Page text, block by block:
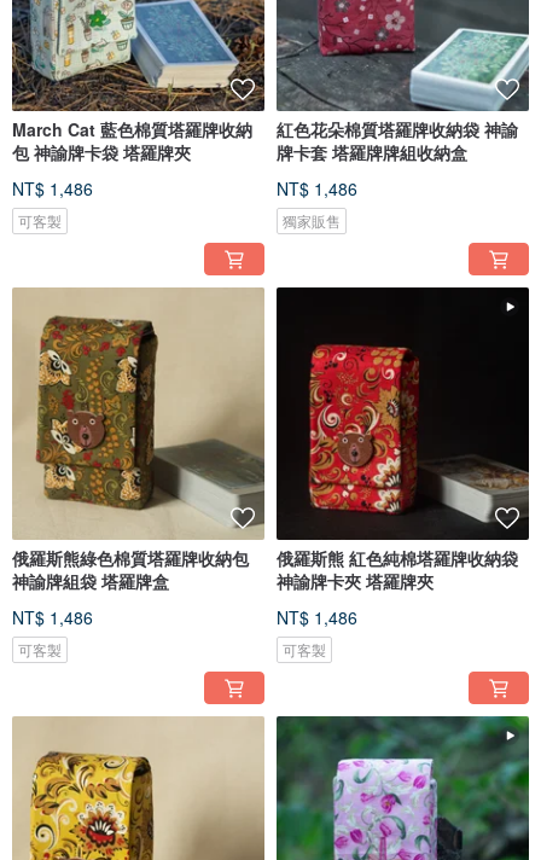
March Cat 藍色棉質塔羅牌收納
包 神諭牌卡袋 塔羅牌夾
NT$ 1,486
可客製
紅色花朵棉質塔羅牌收納袋 神諭
牌卡套 塔羅牌牌組收納盒
NT$ 1,486
獨家販售
俄羅斯熊綠色棉質塔羅牌收納包
神諭牌組袋 塔羅牌盒
NT$ 1,486
可客製
俄羅斯熊 紅色純棉塔羅牌收納袋
神諭牌卡夾 塔羅牌夾
NT$ 1,486
可客製